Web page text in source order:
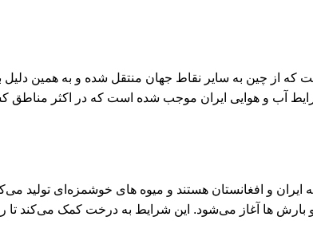
که از چین به سایر نقاط جهان منتقل شده و به همین
و افغانستان هستند و میوه‌ های خوشمزه‌ای تولید
و بارش ‌ها آغاز می‌شود. این شرایط به درخت کمک می‌کند